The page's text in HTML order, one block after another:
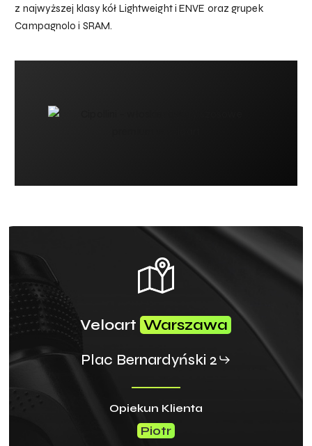
z najwyższej klasy kół Lightweight i ENVE oraz grupek
Campagnolo i SRAM.
VeloartWarszawa
Plac Bernardyński 2
Opiekun Klienta
Piotr